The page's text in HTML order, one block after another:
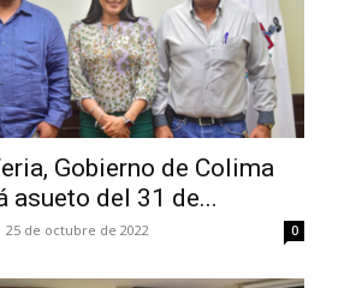
Gobierno de Colima
asueto del 31 de...
25 de octubre de 2022 0